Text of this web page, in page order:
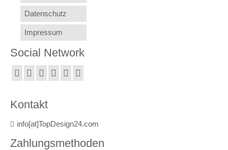
Datenschutz
Impressum
Social Network
Kontakt
info[at]TopDesign24.com
Zahlungsmethoden